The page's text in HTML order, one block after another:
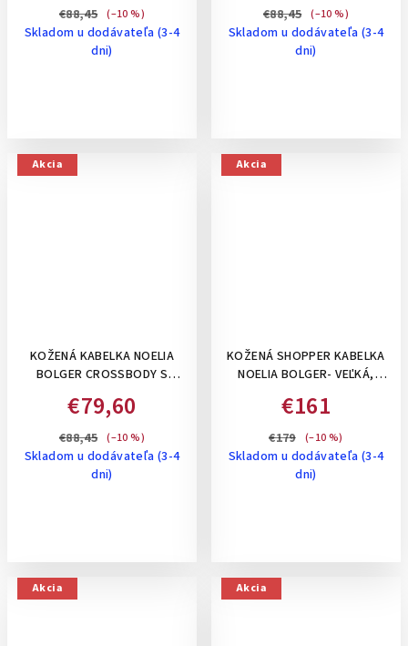
€88,45 (–10 %)
Skladom u dodávateľa (3-4
dni)
€88,45 (–10 %)
Skladom u dodávateľa (3-4
dni)
Akcia
KOŽENÁ KABELKA NOELIA
BOLGER CROSSBODY S
HORČICOVO ŽLTÁ
€79,60
€88,45 (–10 %)
Skladom u dodávateľa (3-4
dni)
Akcia
KOŽENÁ SHOPPER KABELKA
NOELIA BOLGER- VEĽKÁ,
€161
€179 (–10 %)
Skladom u dodávateľa (3-4
dni)
Akcia Akcia